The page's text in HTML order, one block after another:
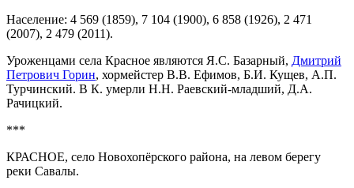
Население: 4 569 (1859), 7 104 (1900), 6 858 (1926), 2 471
(2007), 2 479 (2011).
Уроженцами села Красное являются Я.С. Базарный, Дмитрий
Петрович Горин, хормейстер В.В. Ефимов, Б.И. Кущев, А.П.
Турчинский. В К. умерли Н.Н. Раевский-младший, Д.А.
Рачицкий.
***
КРАСНОЕ, село Новохопёрского района, на левом берегу
реки Савалы.